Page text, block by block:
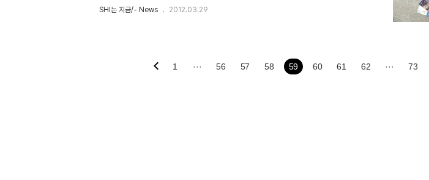
터고인 거제공업고등학교에서 김병수 상무(총무팀), 김종우 상무(인사기획팀), 기술연수원
탰습니다. 그 결과 '09년 6종에 이어 '10년 5종, '11년 6종이 경남교육청의 심의를 통과
SHI는 지금/- News 2012.03.29
1 ··· 56 57 58 59 60 61 62 ··· 73